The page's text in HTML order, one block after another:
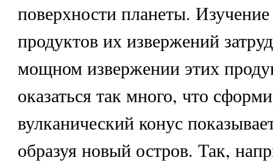
поверхности планеты.
продуктов их извержений
мощном извержении этих
оказаться так много, что
вулканический конус
образуя новый остров. Так,